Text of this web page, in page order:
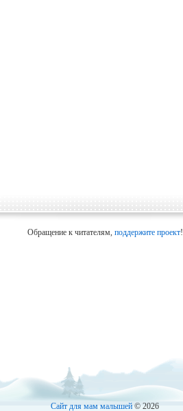
Обращение к читателям, поддержите проект!
Сайт для мам малышей© 2026